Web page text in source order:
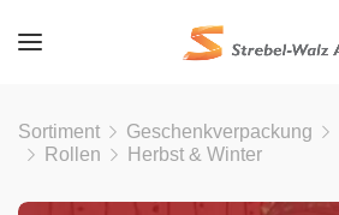
Sortiment Geschenkverpackung
Rollen
Herbst & Winter